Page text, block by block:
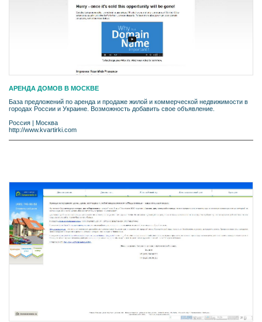
АРЕНДА ДОМОВ В МОСКВЕ
База предложений по аренда и продаже жилой и коммерческой недвижимости в
городах России и Украине. Возможность добавить свое объявление.
Россия
Москва
http://www.kvartirki.com